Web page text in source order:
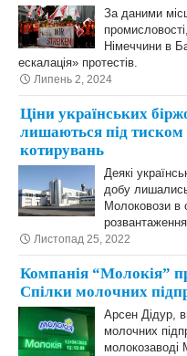
За даними
Німеччини в
ескалація» протестів.
Липень 2, 2024
Ціни українських
лишаються під
котирувань
Деякі
добу
Молоковози в
Листопад 25, 2022
Компанія “Молокія”
Спілки молочних
Арсен Дідур,
молочних
молокозаводі